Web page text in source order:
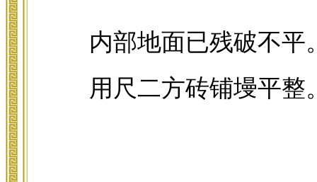
内部地面已残破不平
用尺二方砖铺墁平整